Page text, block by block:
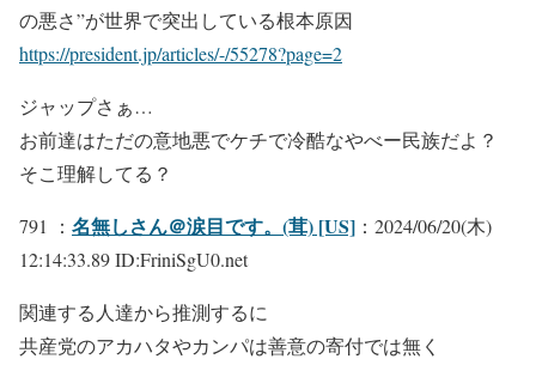
の悪さ”が世界で突出している根本原因
https://president.jp/articles/-/55278?page=2
ジャップさぁ…
お前達はただの意地悪でケチで冷酷なやべー民族だよ？
そこ理解してる？
791 ： 名無しさん＠涙目です。(茸) [US] ：2024/06/20(木)
12:14:33.89 ID:FriniSgU0.net
関連する人達から推測するに
共産党のアカハタやカンパは善意の寄付では無く